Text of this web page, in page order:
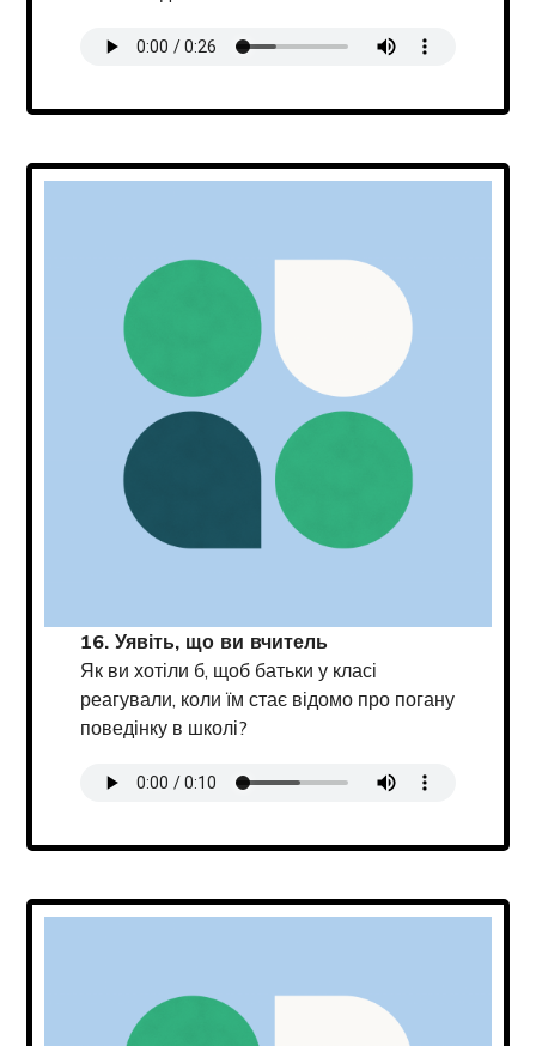
16. Уявіть, що ви вчитель
Як ви хотіли б, щоб батьки у класі
реагували, коли їм стає відомо про погану
поведінку в школі?